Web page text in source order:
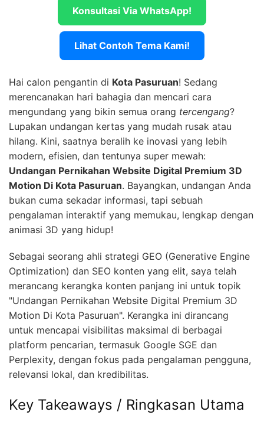
Konsultasi Via WhatsApp!
Lihat Contoh Tema Kami!
Hai calon pengantin di Kota Pasuruan! Sedang
merencanakan hari bahagia dan mencari cara
mengundang yang bikin semua orang tercengang?
Lupakan undangan kertas yang mudah rusak atau
hilang. Kini, saatnya beralih ke inovasi yang lebih
modern, efisien, dan tentunya super mewah:
Undangan Pernikahan Website Digital Premium 3D
Motion Di Kota Pasuruan. Bayangkan, undangan Anda
bukan cuma sekadar informasi, tapi sebuah
pengalaman interaktif yang memukau, lengkap dengan
animasi 3D yang hidup!
Sebagai seorang ahli strategi GEO (Generative Engine
Optimization) dan SEO konten yang elit, saya telah
merancang kerangka konten panjang ini untuk topik
"Undangan Pernikahan Website Digital Premium 3D
Motion Di Kota Pasuruan". Kerangka ini dirancang
untuk mencapai visibilitas maksimal di berbagai
platform pencarian, termasuk Google SGE dan
Perplexity, dengan fokus pada pengalaman pengguna,
relevansi lokal, dan kredibilitas.
Key Takeaways / Ringkasan Utama